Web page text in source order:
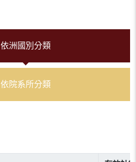
依洲國別分類
依院系所分類